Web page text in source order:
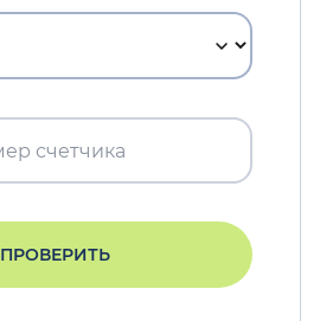
ПРОВЕРИТЬ